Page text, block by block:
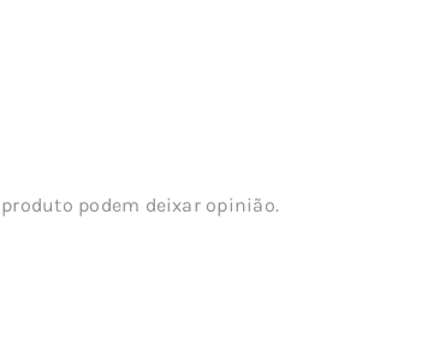
podem deixar opinião.